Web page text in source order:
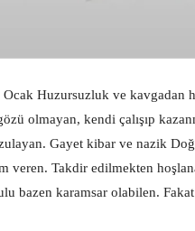
Huzursuzluk ve kavgadan
olmayan, kendi çalışıp
Gayet kibar ve nazik
veren. Takdir edilmekten
bazen karamsar olabilen.